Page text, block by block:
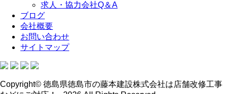
求人・協力会社Q＆A
ブログ
会社概要
お問い合わせ
サイトマップ
Copyright© 徳島県徳島市の藤本建設株式会社は店舗改修工事